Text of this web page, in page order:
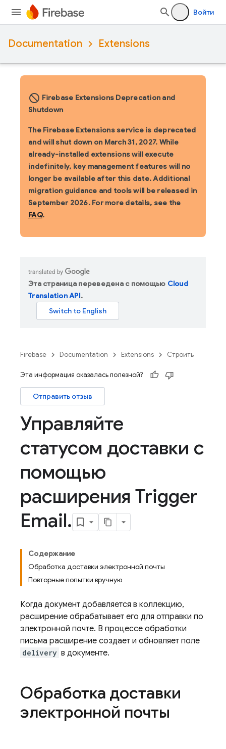
Войти
Documentation Extensions
block_flipped Firebase Extensions Deprecation and
Shutdown
The Firebase Extensions service is deprecated
and will shut down on March 31, 2027. While
already-installed extensions will execute
indefinitely, key management features will no
longer be available after this date. Additional
migration guidance and tools will be released in
September 2026. For more details, see the
FAQ.
Эта страница переведена с помощью Cloud
Translation API.
Firebase Documentation Extensions Строить
Эта информация оказалась полезной?
Отправить отзыв
Управляйте
статусом доставки с
помощью
расширения Trigger
Email.
Содержание
Обработка доставки электронной почты
Повторные попытки вручную
Когда документ добавляется в коллекцию,
расширение обрабатывает его для отправки по
электронной почте. В процессе обработки
письма расширение создает и обновляет поле
delivery в документе.
Обработка доставки
электронной почты